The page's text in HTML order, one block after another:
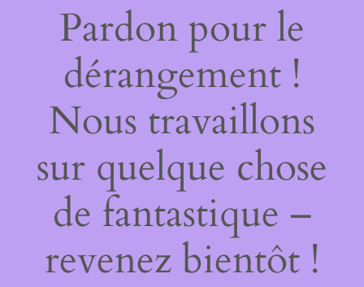
Pardon pour le
dérangement !
Nous travaillons
sur quelque chose
de fantastique –
revenez bientôt !